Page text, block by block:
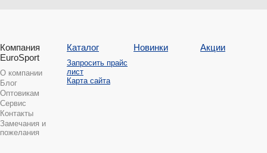
Компания
EuroSport
О компании
Блог
Оптовикам
Сервис
Контакты
Замечания и
пожелания
Каталог
Запросить прайс
лист
Карта сайта
Новинки Акции